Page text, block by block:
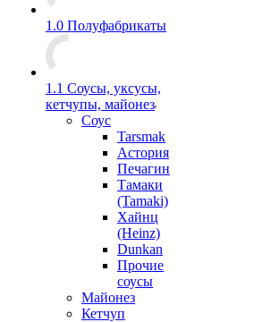
1.0 Полуфабрикаты
1.1 Соусы, уксусы,
кетчупы, майонез
Соус
Tarsmak
Астория
Печагин
Тамаки
(Tamaki)
Хайнц
(Heinz)
Dunkan
Прочие
соусы
Майонез
Кетчуп